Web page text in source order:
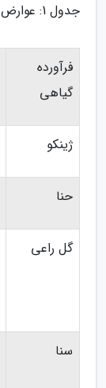
جدول 1: عوارض جانبی ناشی از برخی فرآورده های گیاهی
فرآورده
گیاهی
ژینکو
حنا
گل راعی
سنا